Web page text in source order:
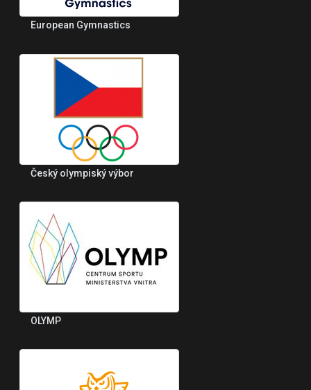
European Gymnastics
Český olympiský výbor
OLYMP